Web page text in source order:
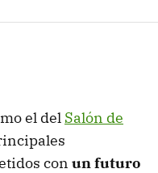
el del Salón de
con un futuro